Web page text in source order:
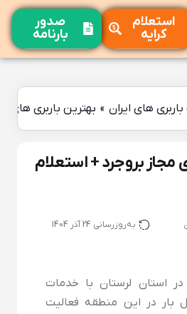
استعلام
کرایه
صدور
بارنامه
های ایران » بهترین باربری های
مجاز بروجرد + استعلام
به‌روزرسانی 24 آذر 1404
در استان لرستان با خدمات
در این منطقه فعالیت